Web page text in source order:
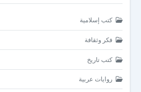
كتب إسلامية
فكر وثقافة
كتب تاريخ
روايات عربية